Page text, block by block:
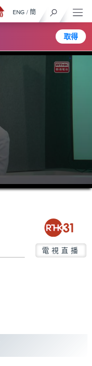
取得
ENG / 簡
電視直播